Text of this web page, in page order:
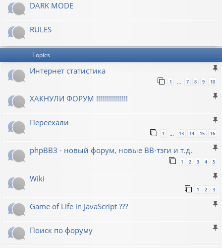
DARK MODE
RULES
Topics
Интернет статистика
1 … 7 8 9 10
ХАКНУЛИ ФОРУМ !!!!!!!!!!!!!!!!
Переехали
1 … 13 14 15 16
phpBB3 - новый форум, новые BB-тэги и т.д.
1 2 3 4 5
Wiki
1 2 3
Game of Life in JavaScript ???
Поиск по форуму